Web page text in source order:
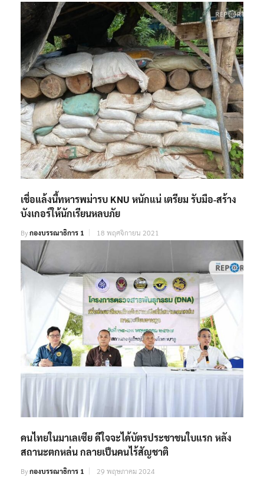
เชื่อแล้งนี้ทหารพม่ารบ KNU หนักแน่ เตรียม รับมือ-สร้าง
บังเกอร์ให้นักเรียนหลบภัย
Byกองบรรณาธิการ 1 18 พฤศจิกายน 2021
คนไทยในมาเลเซีย ดีใจจะได้บัตรประชาชนใบแรก หลัง
สถานะตกหล่น กลายเป็นคนไร้สัญชาติ
Byกองบรรณาธิการ 1 29 พฤษภาคม 2024